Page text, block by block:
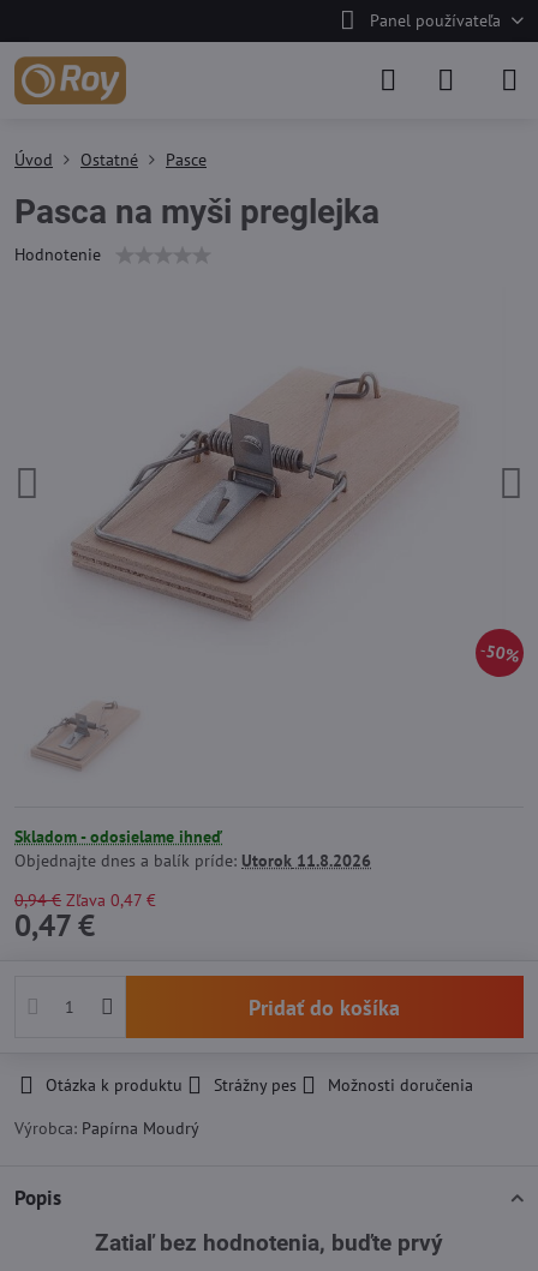
Panel používateľa
50%
Úvod Ostatné Pasce
Pasca na myši preglejka
Hodnotenie
Skladom - odosielame ihneď
Objednajte dnes a balík príde: Utorok 11.8.2026
0,94 € Zľava 0,47 €
0,47 €
Pridať do košíka
Otázka k produktu Strážny pes
Možnosti doručenia
Výrobca: Papírna Moudrý
Popis
Zatiaľ bez hodnotenia, buďte prvý